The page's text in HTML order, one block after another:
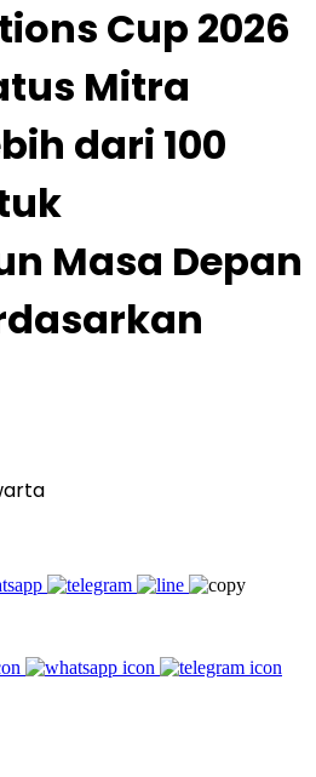
Cup 2026
Mitra
dari 100
Masa Depan